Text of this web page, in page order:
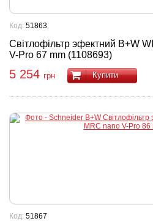
Світлофільтр эфектний B+W
V-Pro 67 mm (1108693)
Код: 51863
5 254 грн Купити
Код: 51867